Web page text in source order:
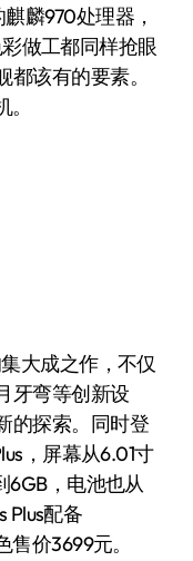
麟970处理器，
做工都同样抢眼
该有的要素。
大成之作，不仅
牙弯等创新设
的探索。同时登
，屏幕从6.01寸
6GB，电池也从
Plus配备
价3699元。